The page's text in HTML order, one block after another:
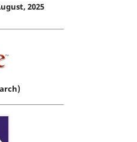
2025